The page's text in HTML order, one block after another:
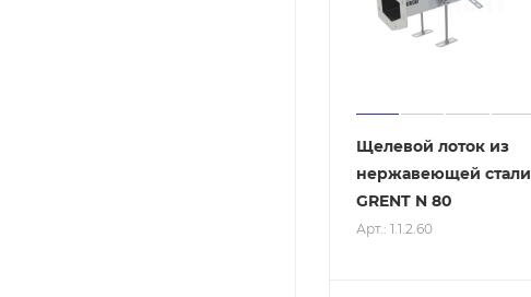
Щелевой лоток из
нержавеющей стали
GRENT N 80
Арт.: 1.1.2.60